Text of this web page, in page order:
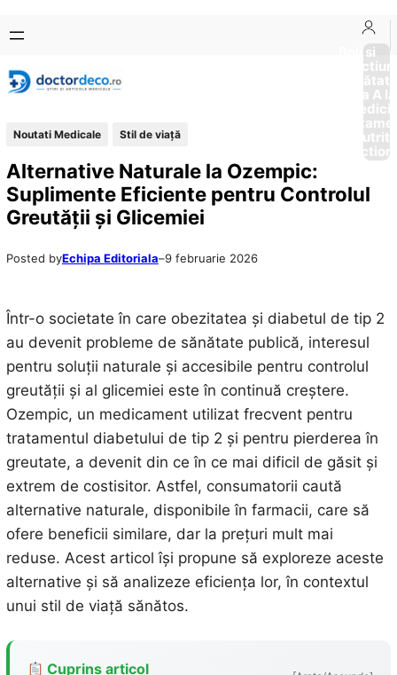
conținut
content
Boli si
Afectiuni
Sănătate
de la A
Noutati Medicale Stil de viaţă
Alternative Naturale la Ozempic:
Suplimente Eficiente pentru Controlul
Greutății și Glicemiei
Posted byEchipa Editoriala–9 februarie 2026
Într-o societate în care obezitatea și diabetul de tip 2
au devenit probleme de sănătate publică, interesul
pentru soluții naturale și accesibile pentru controlul
greutății și al glicemiei este în continuă creștere.
Ozempic, un medicament utilizat frecvent pentru
tratamentul diabetului de tip 2 și pentru pierderea în
greutate, a devenit din ce în ce mai dificil de găsit și
extrem de costisitor. Astfel, consumatorii caută
alternative naturale, disponibile în farmacii, care să
ofere beneficii similare, dar la prețuri mult mai
reduse. Acest articol își propune să exploreze aceste
alternative și să analizeze eficiența lor, în contextul
unui stil de viață sănătos.
Cuprins articol